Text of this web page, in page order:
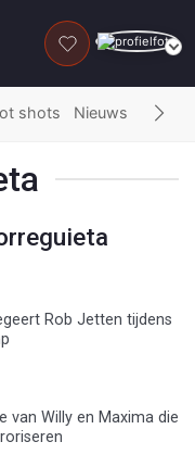
DONEER
shots Nieuws Fails
Rob Jetten tijdens
van Willy en Maxima die